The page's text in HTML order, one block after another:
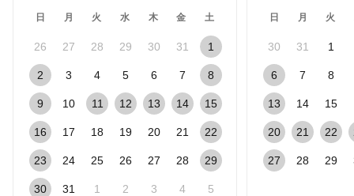
日 月 火 水 木 金 土
26 27 28 29 30 31 1
2 3 4 5 6 7 8
9 10 11 12 13 14 15
16 17 18 19 20 21 22
23 24 25 26 27 28 29
30 31 1 2 3 4 5
日 月 火
30 31 1
6 7 8
13 14 15
20 21 22
27 28 29